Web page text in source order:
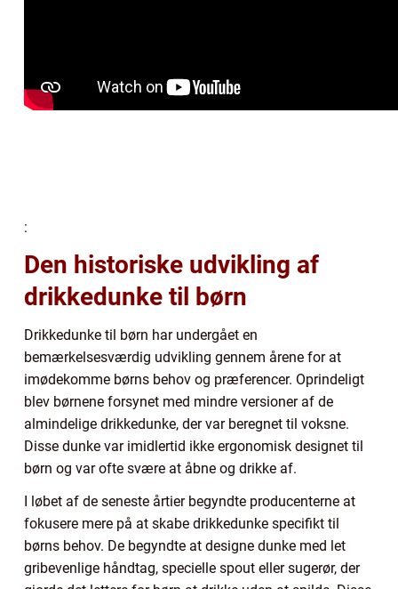
:
Den historiske udvikling af
drikkedunke til børn
Drikkedunke til børn har undergået en
bemærkelsesværdig udvikling gennem årene for at
imødekomme børns behov og præferencer. Oprindeligt
blev børnene forsynet med mindre versioner af de
almindelige drikkedunke, der var beregnet til voksne.
Disse dunke var imidlertid ikke ergonomisk designet til
børn og var ofte svære at åbne og drikke af.
I løbet af de seneste årtier begyndte producenterne at
fokusere mere på at skabe drikkedunke specifikt til
børns behov. De begyndte at designe dunke med let
gribevenlige håndtag, specielle spout eller sugerør, der